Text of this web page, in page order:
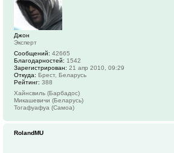
Джон
Эксперт
Сообщений: 42665
Благодарностей: 1542
Зарегистрирован: 21 апр 2010, 09:29
Откуда: Брест, Беларусь
Рейтинг: 388
Хайнсвиль (Барбадос)
Микашевичи (Беларусь)
Тогафуафуа (Самоа)
RolandMU